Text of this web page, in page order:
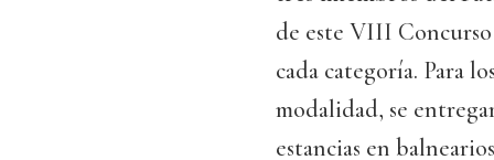
de este VIII
cada categoría. Para
modalidad, se
estancias en